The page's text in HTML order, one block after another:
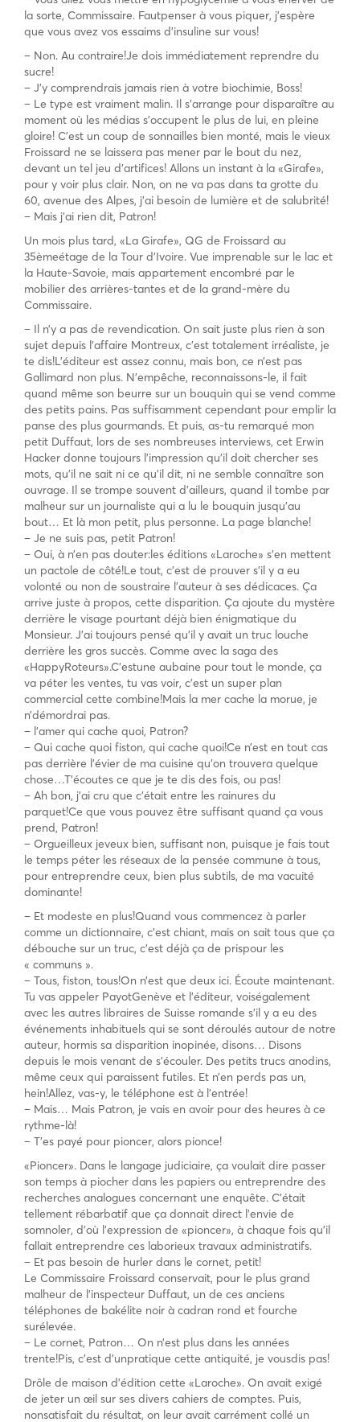
la sorte, Commissaire. Fautpenser à vous piquer, j’espère
que vous avez vos essaims d’insuline sur vous!
– Non. Au contraire!Je dois immédiatement reprendre du
sucre!
– J’y comprendrais jamais rien à votre biochimie, Boss!
– Le type est vraiment malin. Il s’arrange pour disparaître au
moment où les médias s’occupent le plus de lui, en pleine
gloire! C’est un coup de sonnailles bien monté, mais le vieux
Froissard ne se laissera pas mener par le bout du nez,
devant un tel jeu d’artifices! Allons un instant à la «Girafe»,
pour y voir plus clair. Non, on ne va pas dans ta grotte du
60, avenue des Alpes, j’ai besoin de lumière et de salubrité!
– Mais j’ai rien dit, Patron!
Un mois plus tard, «La Girafe», QG de Froissard au
35èmeétage de la Tour d’Ivoire. Vue imprenable sur le lac et
la Haute-Savoie, mais appartement encombré par le
mobilier des arrières-tantes et de la grand-mère du
Commissaire.
– Il n’y a pas de revendication. On sait juste plus rien à son
sujet depuis l’affaire Montreux, c’est totalement irréaliste, je
te dis!L’éditeur est assez connu, mais bon, ce n’est pas
Gallimard non plus. N’empêche, reconnaissons-le, il fait
quand même son beurre sur un bouquin qui se vend comme
des petits pains. Pas suffisamment cependant pour emplir la
panse des plus gourmands. Et puis, as-tu remarqué mon
petit Duffaut, lors de ses nombreuses interviews, cet Erwin
Hacker donne toujours l’impression qu’il doit chercher ses
mots, qu’il ne sait ni ce qu’il dit, ni ne semble connaître son
ouvrage. Il se trompe souvent d’ailleurs, quand il tombe par
malheur sur un journaliste qui a lu le bouquin jusqu’au
bout… Et là mon petit, plus personne. La page blanche!
– Je ne suis pas, petit Patron!
– Oui, à n’en pas douter:les éditions «Laroche» s’en mettent
un pactole de côté!Le tout, c’est de prouver s’il y a eu
volonté ou non de soustraire l’auteur à ses dédicaces. Ça
arrive juste à propos, cette disparition. Ça ajoute du mystère
derrière le visage pourtant déjà bien énigmatique du
Monsieur. J’ai toujours pensé qu’il y avait un truc louche
derrière les gros succès. Comme avec la saga des
«HappyRoteurs».C’estune aubaine pour tout le monde, ça
va péter les ventes, tu vas voir, c’est un super plan
commercial cette combine!Mais la mer cache la morue, je
n’démordrai pas.
– l’amer qui cache quoi, Patron?
– Qui cache quoi fiston, qui cache quoi!Ce n’est en tout cas
pas derrière l’évier de ma cuisine qu’on trouvera quelque
chose…T’écoutes ce que je te dis des fois, ou pas!
– Ah bon, j’ai cru que c’était entre les rainures du
parquet!Ce que vous pouvez être suffisant quand ça vous
prend, Patron!
– Orgueilleux jeveux bien, suffisant non, puisque je fais tout
le temps péter les réseaux de la pensée commune à tous,
pour entreprendre ceux, bien plus subtils, de ma vacuité
dominante!
– Et modeste en plus!Quand vous commencez à parler
comme un dictionnaire, c’est chiant, mais on sait tous que ça
débouche sur un truc, c’est déjà ça de prispour les
« communs ».
– Tous, fiston, tous!On n’est que deux ici. Écoute maintenant.
Tu vas appeler PayotGenève et l’éditeur, voiségalement
avec les autres libraires de Suisse romande s’il y a eu des
événements inhabituels qui se sont déroulés autour de notre
auteur, hormis sa disparition inopinée, disons… Disons
depuis le mois venant de s’écouler. Des petits trucs anodins,
même ceux qui paraissent futiles. Et n’en perds pas un,
hein!Allez, vas-y, le téléphone est à l’entrée!
– Mais… Mais Patron, je vais en avoir pour des heures à ce
rythme-là!
– T’es payé pour pioncer, alors pionce!
«Pioncer». Dans le langage judiciaire, ça voulait dire passer
son temps à piocher dans les papiers ou entreprendre des
recherches analogues concernant une enquête. C’était
tellement rébarbatif que ça donnait direct l’envie de
somnoler, d’où l’expression de «pioncer», à chaque fois qu’il
fallait entreprendre ces laborieux travaux administratifs.
– Et pas besoin de hurler dans le cornet, petit!
Le Commissaire Froissard conservait, pour le plus grand
malheur de l’inspecteur Duffaut, un de ces anciens
téléphones de bakélite noir à cadran rond et fourche
surélevée.
– Le cornet, Patron… On n’est plus dans les années
trente!Pis, c’est d’unpratique cette antiquité, je vousdis pas!
Drôle de maison d’édition cette «Laroche». On avait exigé
de jeter un œil sur ses divers cahiers de comptes. Puis,
nonsatisfait du résultat, on leur avait carrément collé un